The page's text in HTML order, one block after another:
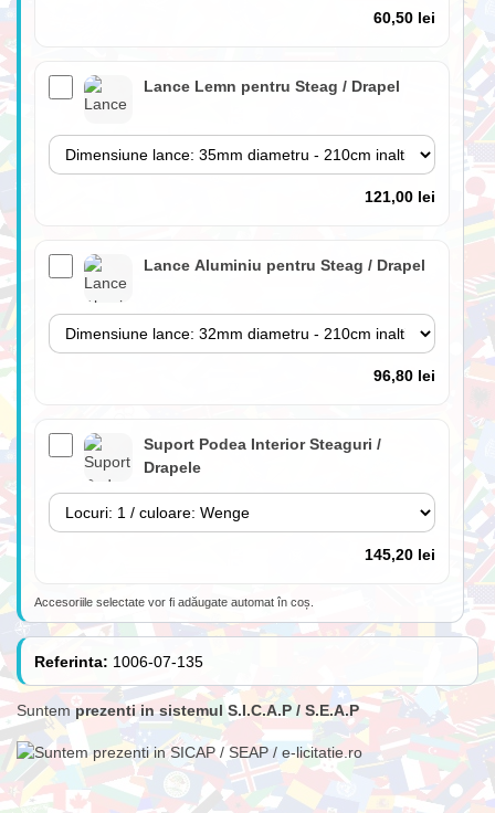
60,50 lei
Lance Lemn pentru Steag / Drapel
121,00 lei
Lance Aluminiu pentru Steag / Drapel
96,80 lei
Suport Podea Interior Steaguri /
Drapele
145,20 lei
Lance 180cm cu suport perete inclus
84,70 lei
Lance cu suport Premium Interior
Accesoriile selectate vor fi adăugate automat în coș.
Referinta: 1006-07-135
Suntemprezenti in sistemul S.I.C.A.P / S.E.A.P